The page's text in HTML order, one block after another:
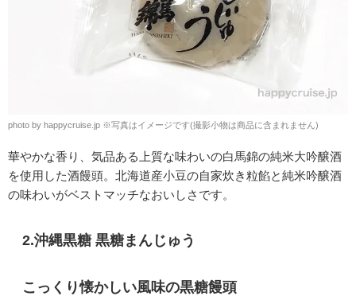
photo by happycruise.jp ※写真はイメージです(撮影小物は商品に含まれません)
華やかな香り、気品ある上質な味わいの白馬錦の純米大吟醸酒
を使用した酒饅頭。北海道産小豆の自家炊き粒餡と純米吟醸酒
の味わいがベストマッチなおいしさです。
2.沖縄黒糖 黒糖まんじゅう
こっくり懐かしい風味の黒糖饅頭